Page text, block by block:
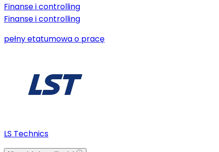
Finanse i controlling
Finanse i controlling
pełny etatumowa o pracę
LS Technics